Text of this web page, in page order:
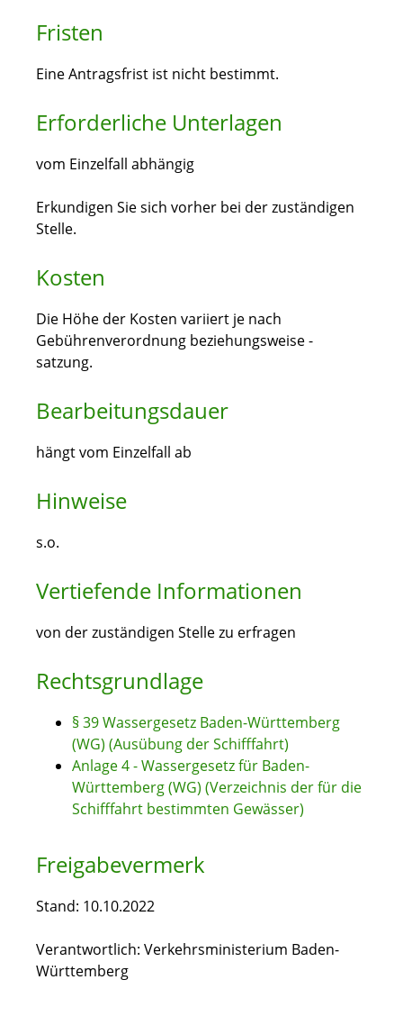
Fristen
Eine Antragsfrist ist nicht bestimmt.
Erforderliche Unterlagen
vom Einzelfall abhängig
Erkundigen Sie sich vorher bei der zuständigen
Stelle.
Kosten
Die Höhe der Kosten variiert je nach
Gebührenverordnung beziehungsweise -
satzung.
Bearbeitungsdauer
hängt vom Einzelfall ab
Hinweise
s.o.
Vertiefende Informationen
von der zuständigen Stelle zu erfragen
Rechtsgrundlage
§ 39 Wassergesetz Baden-Württemberg
(WG) (Ausübung der Schifffahrt)
Anlage 4 - Wassergesetz für Baden-
Württemberg (WG) (Verzeichnis der für die
Schifffahrt bestimmten Gewässer)
Freigabevermerk
Stand: 10.10.2022
Verantwortlich: Verkehrsministerium Baden-
Württemberg